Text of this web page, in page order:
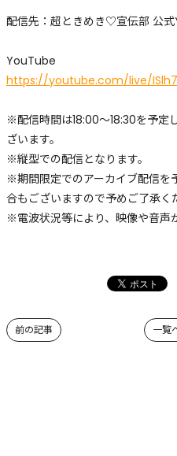
配信先：超ときめき♡宣伝部 公
YouTube
https://youtube.com/live/
※配信時間は18:00〜18:30を予定
ざいます。
※縦型での配信となります。
※期間限定でのアーカイブ配信を
合もございますので予めご了承く
※電波状況等により、映像や音声
一覧
前の記事